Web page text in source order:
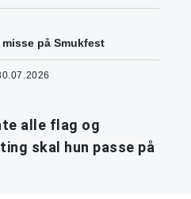
på Smukfest
alle flag og
skal hun passe på